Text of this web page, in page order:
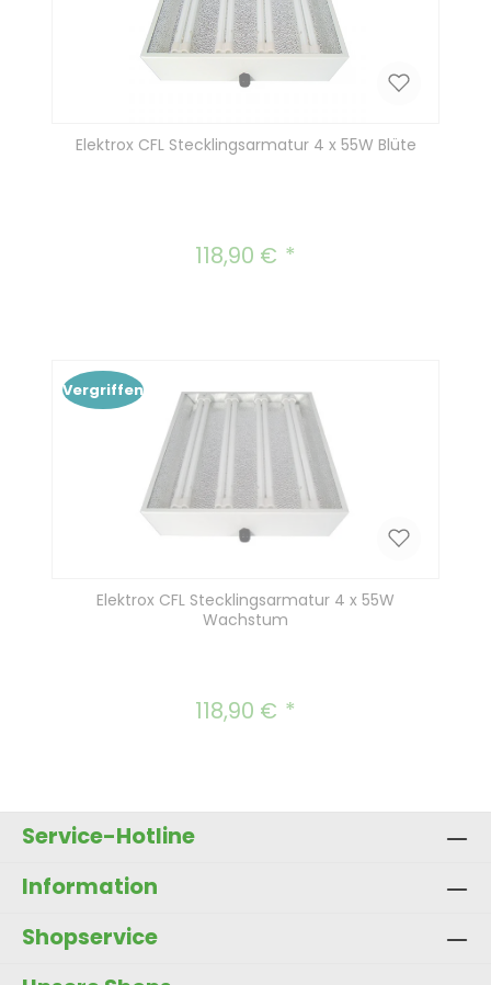
Elektrox CFL Stecklingsarmatur 4 x 55W Blüte
Regulärer Preis:
118,90 €
Vergriffen
Elektrox CFL Stecklingsarmatur 4 x 55W
Wachstum
Regulärer Preis:
118,90 €
Service-Hotline
Information
Shopservice